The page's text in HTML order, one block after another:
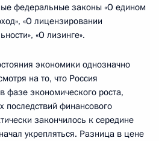
федеральные законы «О едином
«О лицензировании
«О лизинге».
экономики однозначно
на то, что Россия
фазе экономического роста,
последствий финансового
закончилось к середине
укрепляться. Разница в цене